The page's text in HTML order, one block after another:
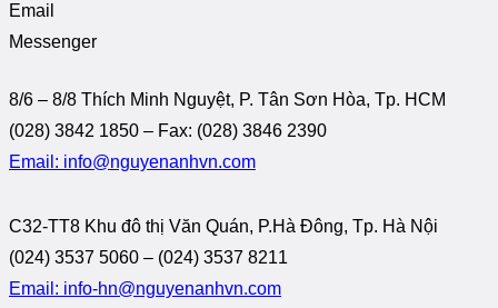
Email
Messenger
8/6 – 8/8 Thích Minh Nguyệt, P. Tân Sơn Hòa, Tp. HCM
(028) 3842 1850 – Fax: (028) 3846 2390
Email: info@nguyenanhvn.com
C32-TT8 Khu đô thị Văn Quán, P.Hà Đông, Tp. Hà Nội
(024) 3537 5060 – (024) 3537 8211
Email: info-hn@nguyenanhvn.com